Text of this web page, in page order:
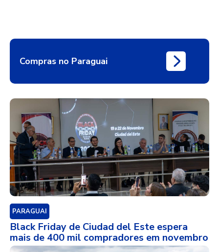
Compras no Paraguai
PARAGUAI
Black Friday de Ciudad del Este espera
mais de 400 mil compradores em novembro